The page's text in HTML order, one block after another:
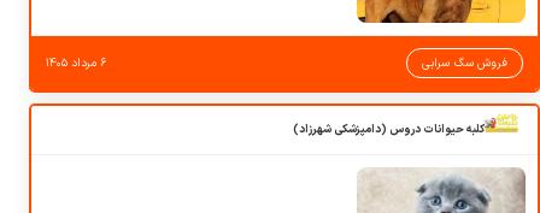
فروش سگ سرابی ۶ مرداد ۱۴۰۵
کلبه حیوانات دروس (دامپزشکی شهرزاد)